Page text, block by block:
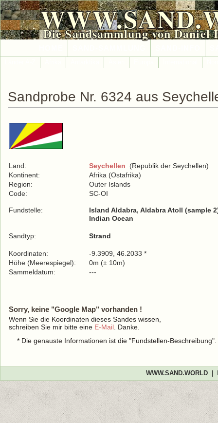
Die Sandsammlung von Daniel
Sandprobe Nr. 6324 aus
Land: Seychellen (Republik der Seychellen)
Kontinent:
Afrika (Ostafrika)
Region:
Outer Islands
Code:
SC-OI
Fundstelle:
Island Aldabra, Aldabra Atoll (sample
Indian Ocean
Sandtyp: Strand
Koordinaten:
-9.3909, 46.2033 *
Höhe (Meerespiegel):
0m (± 10m)
Sammeldatum:
---
Sorry, keine "Google Map" vorhanden !
Wenn Sie die Koordinaten dieses Sandes wissen,
schreiben Sie mir bitte eine E-Mail . Danke.
* Die genauste Informationen ist die "Fundstellen-
WWW.SAND.WORLD|